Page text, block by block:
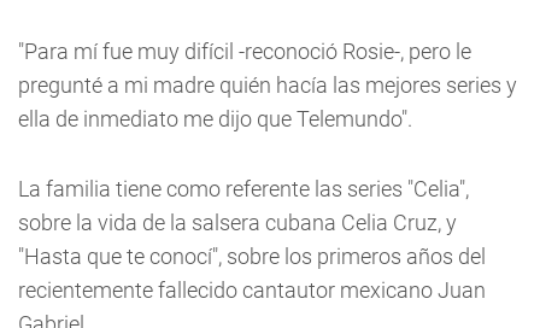
"Para mí fue muy difícil -reconoció Rosie-, pero le
pregunté a mi madre quién hacía las mejores series y
ella de inmediato me dijo que Telemundo".
La familia tiene como referente las series "Celia",
sobre la vida de la salsera cubana Celia Cruz, y
"Hasta que te conocí", sobre los primeros años del
recientemente fallecido cantautor mexicano Juan